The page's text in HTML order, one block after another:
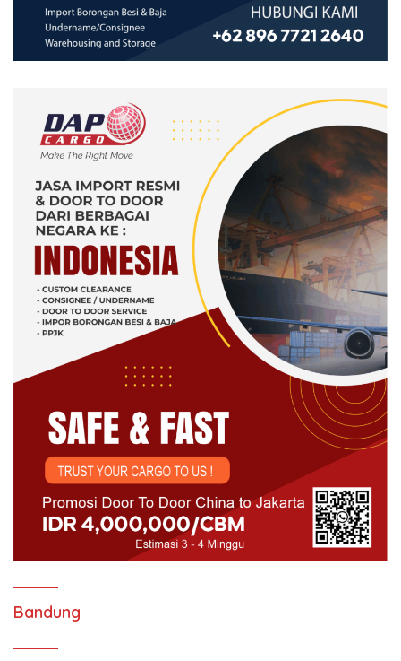
Bandung